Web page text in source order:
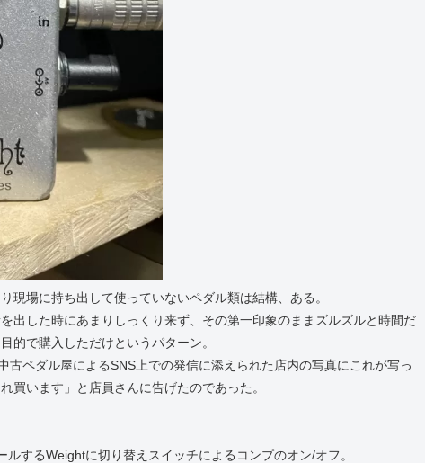
現場に持ち出して使っていないペダル類は結構、ある。
出した時にあまりしっくり来ず、その第一印象のままズルズルと時間だ
的で購入しただけというパターン。
ペダル屋によるSNS上での発信に添えられた店内の写真にこれが写っ
買います」と店員さんに告げたのであった。
するWeightに切り替えスイッチによるコンプのオン/オフ。